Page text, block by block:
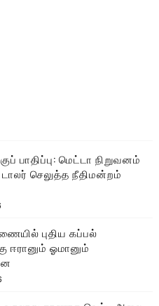
பாதிப்பு: மெட்டா நிறுவனம்
செலுத்த நீதிமன்றம்
புதிய கப்பல்
ஈரானும் ஓமானும்